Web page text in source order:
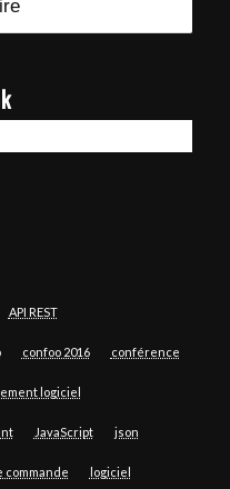
API REST
confoo 2016 conférence
logiciel
JavaScript json
commande logiciel